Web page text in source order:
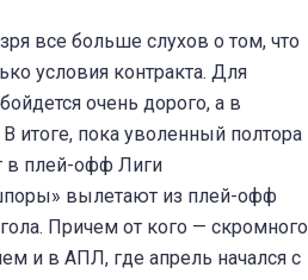
все больше слухов о том, что
условия контракта. Для
очень дорого, а в
итоге, пока уволенный полтора
в плей-офф Лиги
вылетают из плей-офф
Причем от кого — скромного
и в АПЛ, где апрель начался с